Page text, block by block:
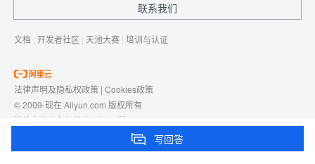
写回答
联系我们
文档 | 开发者社区 | 天池大赛 | 培训与认证
法律声明及隐私权政策 | Cookies政策
© 2009-现在 Aliyun.com 版权所有
增值电信业务经营许可证： 浙B2-20080101
浙D3-20210002
浙公网安备 33010602009975号浙B2-20080101-4